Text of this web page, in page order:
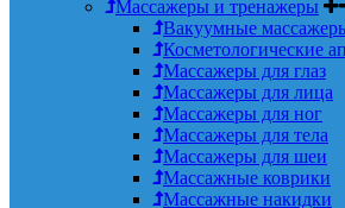
Массажеры и тренажеры
Вакуумные
Косметологические
Массажеры для глаз
Массажеры для лица
Массажеры для ног
Массажеры для тела
Массажеры для шеи
Массажные коврики
Массажные накидки